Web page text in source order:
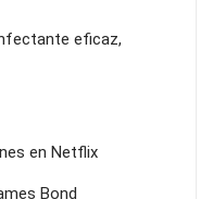
eficaz,
en Netflix
Bond